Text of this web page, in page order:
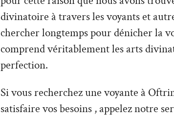
divinatoire à travers les voyants et
chercher longtemps pour dénicher la
comprend véritablement les arts
perfection.
Si vous recherchez une voyante à
satisfaire vos besoins , appelez notre